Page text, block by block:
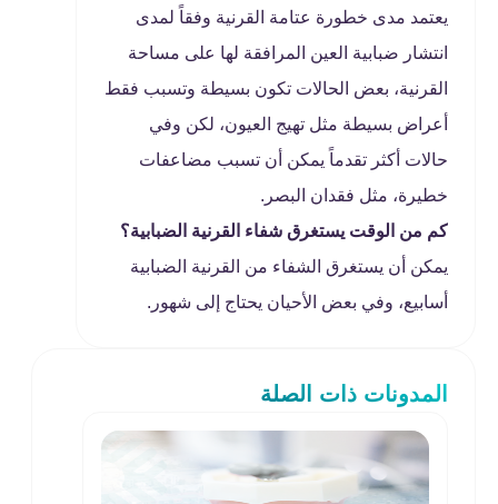
يعتمد مدى خطورة عتامة القرنية وفقاً لمدى
انتشار ضبابية العين المرافقة لها على مساحة
القرنية، بعض الحالات تكون بسيطة وتسبب فقط
أعراض بسيطة مثل تهيج العيون، لكن وفي
حالات أكثر تقدماً يمكن أن تسبب مضاعفات
خطيرة، مثل فقدان البصر.
كم من الوقت يستغرق شفاء القرنية الضبابية؟
يمكن أن يستغرق الشفاء من القرنية الضبابية
أسابيع، وفي بعض الأحيان يحتاج إلى شهور.
المدونات ذات الصلة